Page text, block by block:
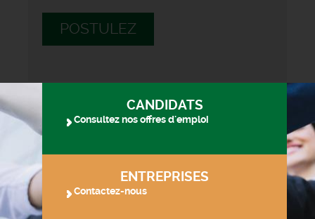
POSTULEZ
CANDIDATS
Consultez nos offres d'emploi
ENTREPRISES
Contactez-nous